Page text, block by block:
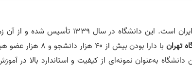
یکی از معتبرترین و پرافتخارترین دانشگاه‌های ایران است. این دانشگاه در سال ۱۳۳۹ تأسیس
تهران
با دارا بودن بیش از ۴۰ هزار دانشجو و ۸
به‌عنوان نمونه‌ای از کیفیت و استاندارد بالا در